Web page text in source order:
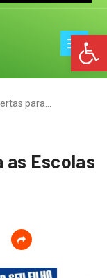
para…
as Escolas